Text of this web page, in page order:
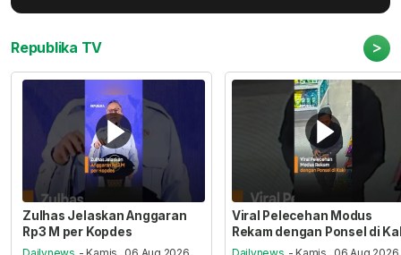
Republika TV >
Zulhas Jelaskan Anggaran
Rp3 M per Kopdes
Viral Pelecehan Modus
Rekam dengan Ponsel di